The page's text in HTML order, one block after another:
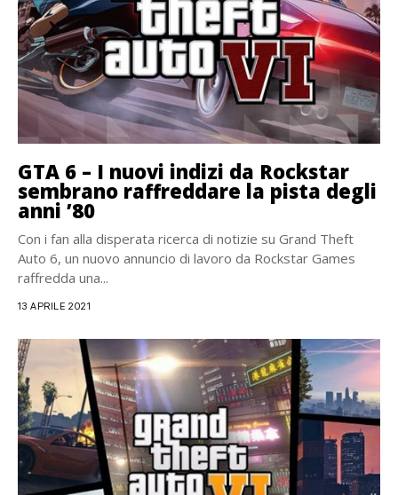
GTA 6 – I nuovi indizi da Rockstar
sembrano raffreddare la pista degli
anni ’80
Con i fan alla disperata ricerca di notizie su Grand Theft
Auto 6, un nuovo annuncio di lavoro da Rockstar Games
raffredda una...
13 APRILE 2021